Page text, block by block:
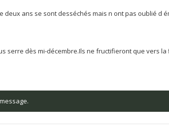
ans se sont desséchés mais n ont pas oublié d
serre dès mi-décembre.Ils ne fructifieront que vers la